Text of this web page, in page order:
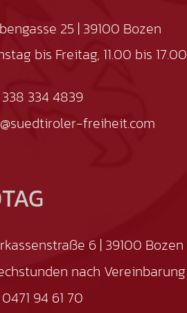
25 | 39100 Bozen
bis Freitag, 11.00 bis 17.00
334 4839
freiheit.com
6 | 39100 Bozen
nach Vereinbarung
94 61 70